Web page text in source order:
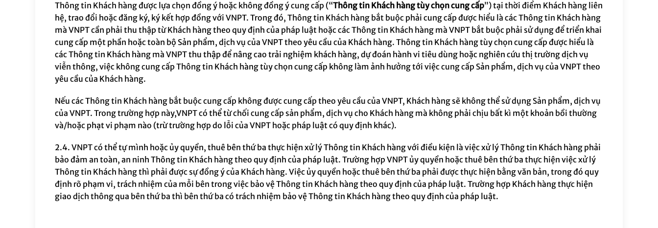
Thông tin Khách hàngđược lựa chọn đồng ý hoặc không đồng ý cung cấp (“Thông tin Khách hàng tùy chọn cung cấp”)tại thời điểm Khách hàng liên
hệ, trao đổi hoặc đăng ký, ký kết hợp đồng với VNPT. Trong đó, Thông tin Khách hàng bắt buộc phải cung cấp được hiểu là các Thông tin Khách hàng
mà VNPTcần phải thu thập từ Khách hàng theo quy định của pháp luật hoặc các Thông tin Khách hàng mà VNPT bắt buộc phải sử dụng để triển khai
cung cấp một phần hoặc toàn bộ Sản phẩm, dịch vụ của VNPT theo yêu cầu của Khách hàng. Thông tin Khách hàng tùy chọn cung cấp được hiểu là
các Thông tin Khách hàng mà VNPTthu thập để nâng cao trải nghiệm khách hàng, dự đoán hành vi tiêu dùng hoặc nghiên cứu thị trường dịch vụ
viễn thông, việc không cung cấp Thông tin Khách hàng tùy chọn cung cấp không làm ảnh hưởng tới việc cung cấp Sản phẩm, dịch vụ của VNPTtheo
yêu cầu của Khách hàng.
Nếu các Thông tin Khách hàng bắt buộc cung cấp không được cung cấp theo yêu cầu của VNPT, Khách hàng sẽ không thể sử dụng Sản phẩm, dịch vụ
của VNPT. Trong trường hợp này,VNPT có thể từ chối cung cấp sản p hẩm, d ịch vụ cho Khách hàng mà không phải chịu bất kì một khoản bồi thường
và/hoặc phạt vi phạm nào (trừ trường hợp do lỗi của VNPT hoặc pháp luật có quy định khác).
2.4. VNPT có thể tự mình hoặc ủy quyền, thuê bên thứ ba thực hiện xử lý Thông tin Khách hàng với điều kiện là việc xử lý Thông tin Khách hàng phải
bảo đảm an toàn, an ninh Thông tin Khách hàng theo quy định của pháp luật. Trường hợp VNPT ủy quyền hoặc thuê bên thứ ba thực hiện việc xử lý
Thông tin Khách hàng thì phải được sự đồng ý của Khách hàng. Việc ủy quyền hoặc thuê bên thứ ba phải được thực hiện bằng văn bản, trong đó quy
định rõ phạm vi, trách nhiệm của mỗi bên trong việc bảo vệ Thông tin Khách hàng theo quy định của pháp luật. Trường hợp Khách hàng thực hiện
giao dịch thông qua bên thứ ba thì bên thứ ba có trách nhiệm bảo vệ Thông tin Khách hàng theo quy định của pháp luật.